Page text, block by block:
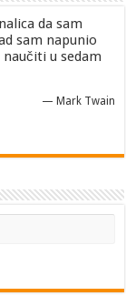
da sam
sam napunio
u sedam
— Mark Twain